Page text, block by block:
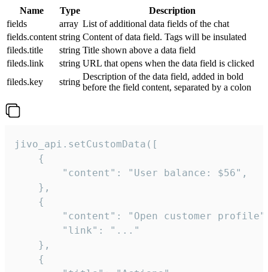
Name Type
Description
fields
array List of additional data fields of the chat
fields.content string Content of data field. Tags will be insulated
fileds.title
string Title shown above a data field
fileds.link
string URL that opens when the data field is clicked
fileds.key
string
Description of the data field, added in bold
before the field content, separated by a colon
jivo_api.setCustomData([
    {
        "content": "User balance: $56",
    },
    {
"content": "Open customer
        "link": "..."
    },
    {